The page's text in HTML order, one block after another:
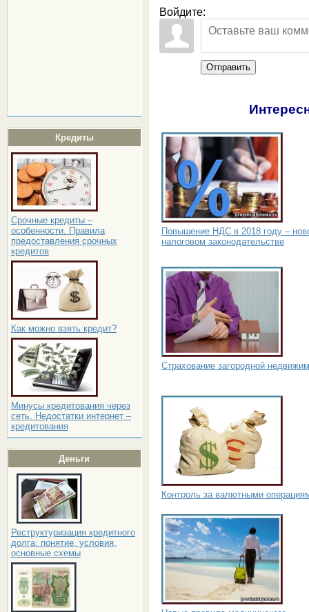
Кредиты
Срочные кредиты –
особенности. Правила
предоставления срочных
кредитов
Как можно взять кредит?
Минусы кредитования через
сеть. Недостатки интернет –
кредитования
Деньги
Реструктуризация кредитного
долга: понятие, условия,
основные схемы
Войдите:
Отправить
Повышение НДС в 2018 году –
налоговом законодательстве
Страхование загородной
Контроль за валютными